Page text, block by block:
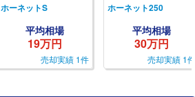
ホーネットS
平均相場
19万円
売却実績 1件
ホーネット250
平均相場
30万円
売却実績 1件